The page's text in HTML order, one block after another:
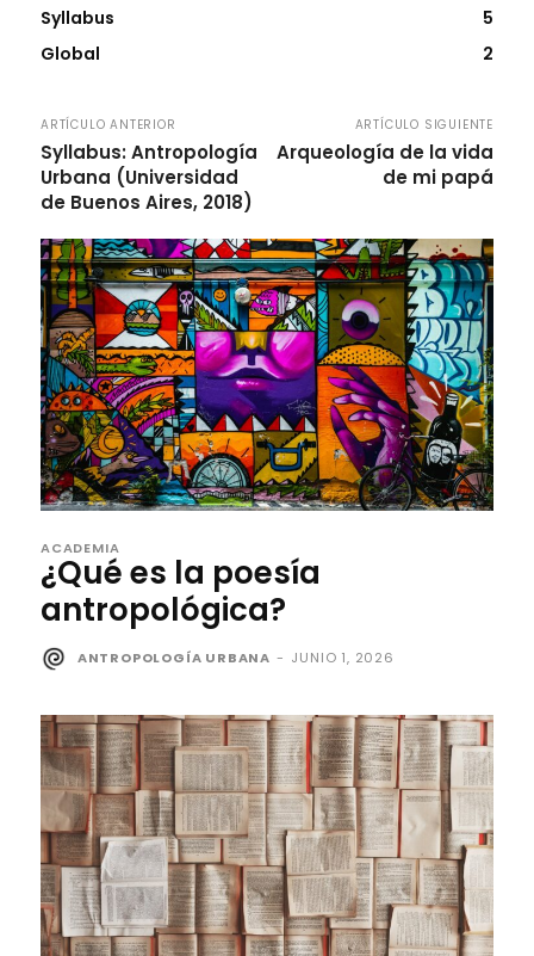
Syllabus
5
Global
2
ARTÍCULO ANTERIOR
Syllabus: Antropología
Urbana (Universidad
de Buenos Aires, 2018)
ARTÍCULO SIGUIENTE
Arqueología de la vida
de mi papá
ACADEMIA
¿Qué es la poesía
antropológica?
ANTROPOLOGÍA URBANA - JUNIO 1, 2026